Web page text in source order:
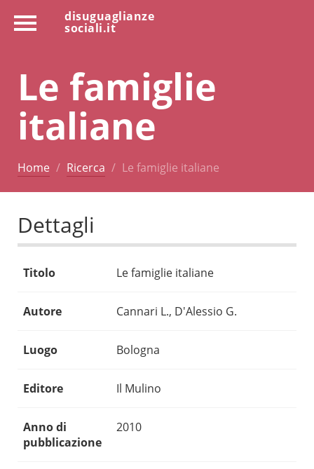
disuguaglianze
sociali.it
Le famiglie
italiane
Home Ricerca Le famiglie italiane
Dettagli
Titolo Le famiglie italiane
Autore Cannari L., D'Alessio G.
Luogo Bologna
Editore Il Mulino
Anno di
pubblicazione
2010